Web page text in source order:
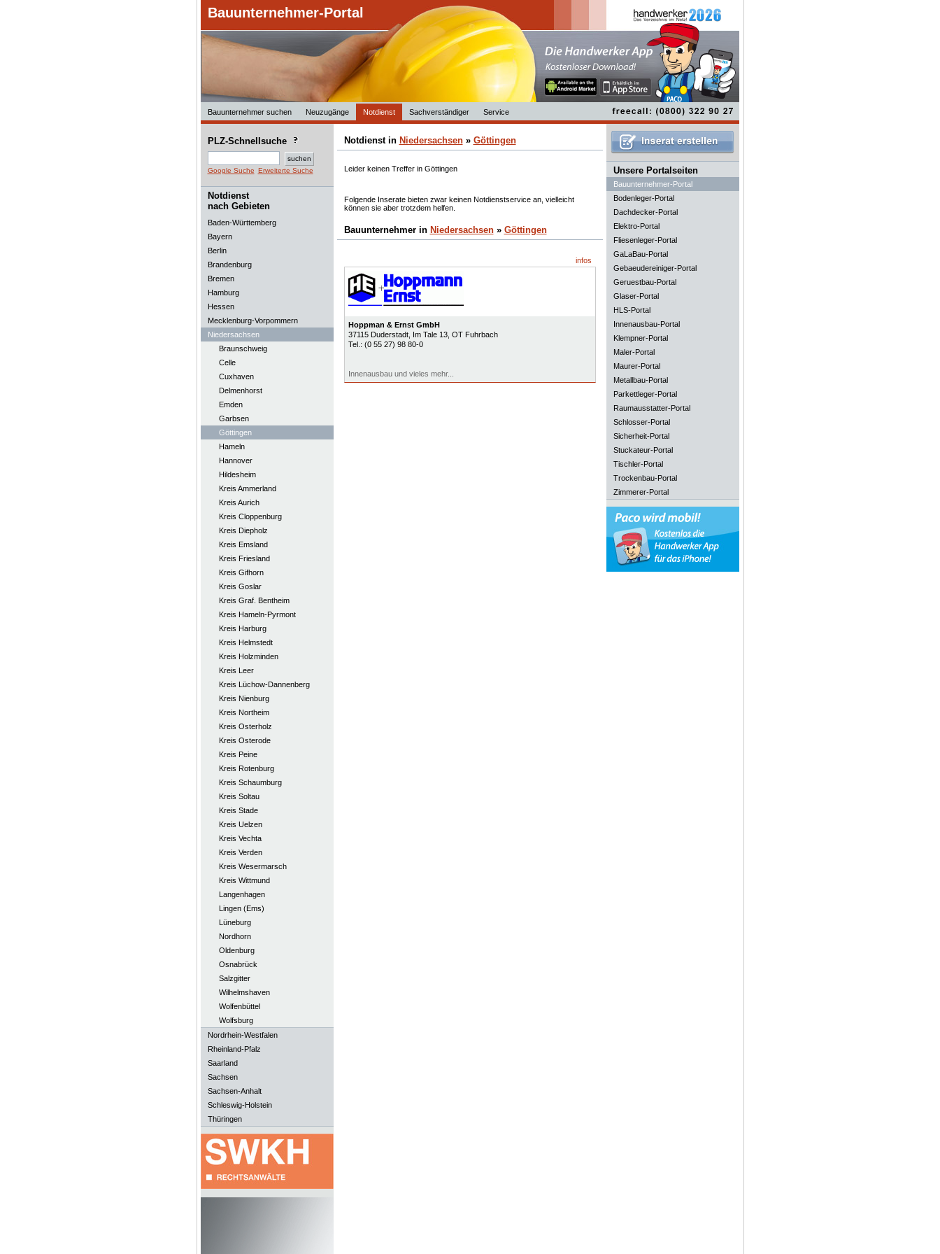
Bauunternehmer-Portal
Bauunternehmer suchen Neuzugänge Notdienst Sachverständiger Service
PLZ-Schnellsuche
Google Suche Erweiterte Suche
Notdienst
nach Gebieten
Baden-Württemberg
Bayern
Berlin
Brandenburg
Bremen
Hamburg
Hessen
Mecklenburg-Vorpommern
Niedersachsen
Braunschweig
Celle
Cuxhaven
Delmenhorst
Emden
Garbsen
Göttingen
Hameln
Hannover
Hildesheim
Kreis Ammerland
Kreis Aurich
Kreis Cloppenburg
Kreis Diepholz
Kreis Emsland
Kreis Friesland
Kreis Gifhorn
Kreis Goslar
Kreis Graf. Bentheim
Kreis Hameln-Pyrmont
Kreis Harburg
Kreis Helmstedt
Kreis Holzminden
Kreis Leer
Kreis Lüchow-Dannenberg
Kreis Nienburg
Kreis Northeim
Kreis Osterholz
Kreis Osterode
Kreis Peine
Kreis Rotenburg
Kreis Schaumburg
Kreis Soltau
Kreis Stade
Kreis Uelzen
Kreis Vechta
Kreis Verden
Kreis Wesermarsch
Kreis Wittmund
Langenhagen
Lingen (Ems)
Lüneburg
Nordhorn
Oldenburg
Osnabrück
Salzgitter
Wilhelmshaven
Wolfenbüttel
Wolfsburg
Nordrhein-Westfalen
Rheinland-Pfalz
Saarland
Sachsen
Sachsen-Anhalt
Schleswig-Holstein
Thüringen
Notdienst in Niedersachsen» Göttingen
Leider keinen Treffer in Göttingen
Folgende Inserate bieten zwar keinen Notdienstservice an, vielleicht
können sie aber trotzdem helfen.
Bauunternehmer in Niedersachsen» Göttingen
infos
Hoppman & Ernst GmbH
37115 Duderstadt, Im Tale 13, OT Fuhrbach
Tel.: (0 55 27) 98 80-0
Innenausbau und vieles mehr...
Unsere Portalseiten
Bauunternehmer-Portal
Bodenleger-Portal
Dachdecker-Portal
Elektro-Portal
Fliesenleger-Portal
GaLaBau-Portal
Gebaeudereiniger-Portal
Geruestbau-Portal
Glaser-Portal
HLS-Portal
Innenausbau-Portal
Klempner-Portal
Maler-Portal
Maurer-Portal
Metallbau-Portal
Parkettleger-Portal
Raumausstatter-Portal
Schlosser-Portal
Sicherheit-Portal
Stuckateur-Portal
Tischler-Portal
Trockenbau-Portal
Zimmerer-Portal